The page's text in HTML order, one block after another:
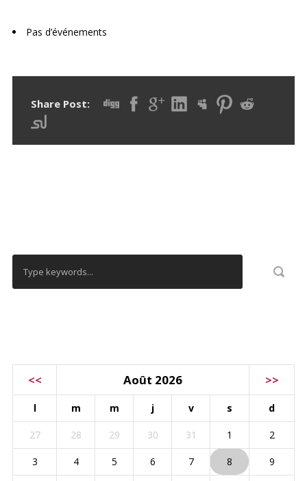
Pas d’événements
Share Post:
<< Août 2026 >>
l m m j v s d
27 28 29 30 31 1 2
3 4 5 6 7 8 9